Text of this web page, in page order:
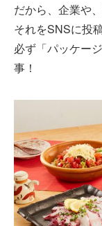
だから、企業や
それをSNSに投
必ず「パッケー
事！